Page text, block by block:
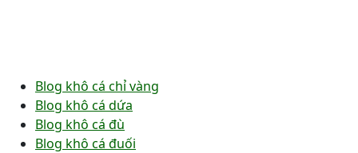
Blog khô cá chỉ vàng
Blog khô cá dứa
Blog khô cá đù
Blog khô cá đuối